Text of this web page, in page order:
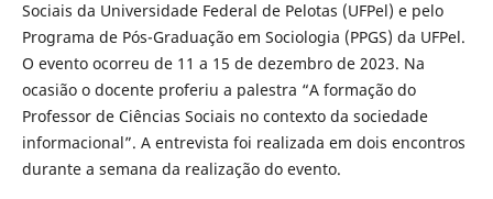
Sociais da Universidade Federal de Pelotas (UFPel) e pelo
Programa de Pós-Graduação em Sociologia (PPGS) da UFPel.
O evento ocorreu de 11 a 15 de dezembro de 2023. Na
ocasião o docente proferiu a palestra “A formação do
Professor de Ciências Sociais no contexto da sociedade
informacional”. A entrevista foi realizada em dois encontros
durante a semana da realização do evento.